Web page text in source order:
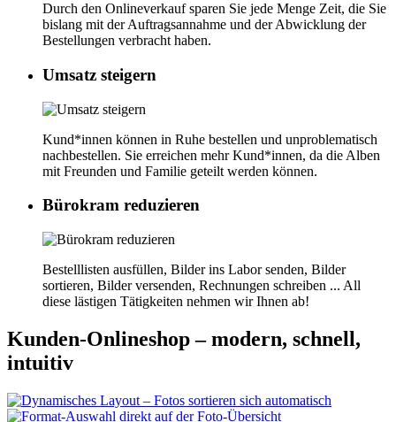
Durch den Onlineverkauf sparen Sie jede Menge Zeit, die Sie
bislang mit der Auftragsannahme und der Abwicklung der
Bestellungen verbracht haben.
Umsatz steigern
Kund*innen können in Ruhe bestellen und unproblematisch
nachbestellen. Sie erreichen mehr Kund*innen, da die Alben
mit Freunden und Familie geteilt werden können.
Bürokram reduzieren
Bestelllisten ausfüllen, Bilder ins Labor senden, Bilder
sortieren, Bilder versenden, Rechnungen schreiben ... All
diese lästigen Tätigkeiten nehmen wir Ihnen ab!
Kunden-Onlineshop – modern, schnell,
intuitiv